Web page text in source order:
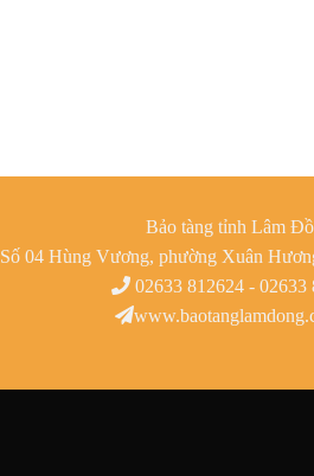
Bảo tàng tỉnh Lâm
Số 04 Hùng Vương, phường Xuân
02633 812624 - 02633